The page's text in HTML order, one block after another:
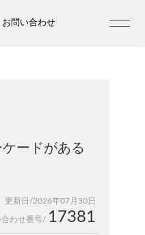
お問い合わせ
ードがある
新日/2026年07月30日
合わせ番号/ 17381